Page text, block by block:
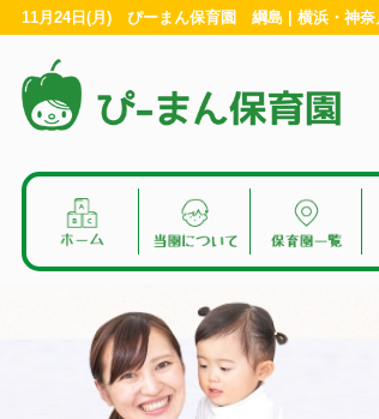
11月24日(月) ぴーまん保育園 綱島 | 横浜・神奈